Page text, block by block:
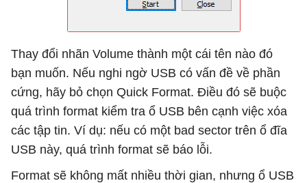
Thay đổi nhãn Volume thành một cái tên nào đó
bạn muốn. Nếu nghi ngờ USB có vấn đề về phần
cứng, hãy bỏ chọn Quick Format. Điều đó sẽ buộc
quá trình format kiểm tra ổ USB bên cạnh việc xóa
các tập tin. Ví dụ: nếu có một bad sector trên ổ đĩa
USB này, quá trình format sẽ báo lỗi.
Format sẽ không mất nhiều thời gian, nhưng ổ USB